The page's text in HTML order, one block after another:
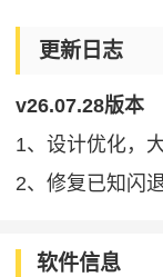
更新日志
v26.07.28版本
1、设计优化，
2、修复已知闪
软件信息